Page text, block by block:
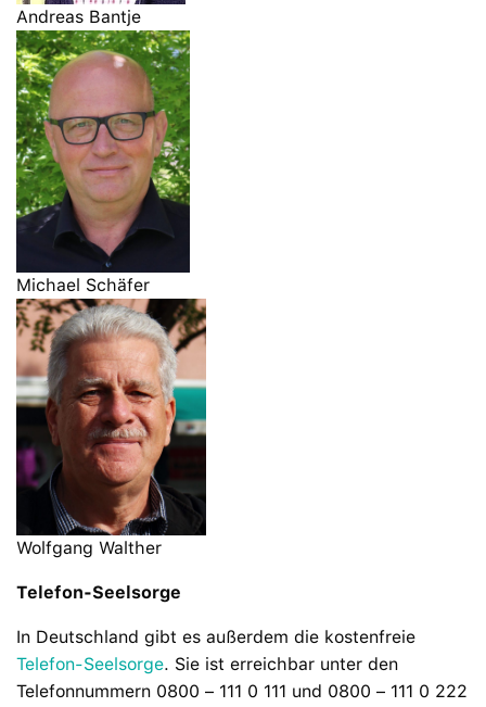
Andreas Bantje
Michael Schäfer
Wolfgang Walther
Telefon-Seelsorge
In Deutschland gibt es außerdem die kostenfreie
Telefon-Seelsorge. Sie ist erreichbar unter den
Telefonnummern 0800 – 111 0 111 und 0800 – 111 0 222